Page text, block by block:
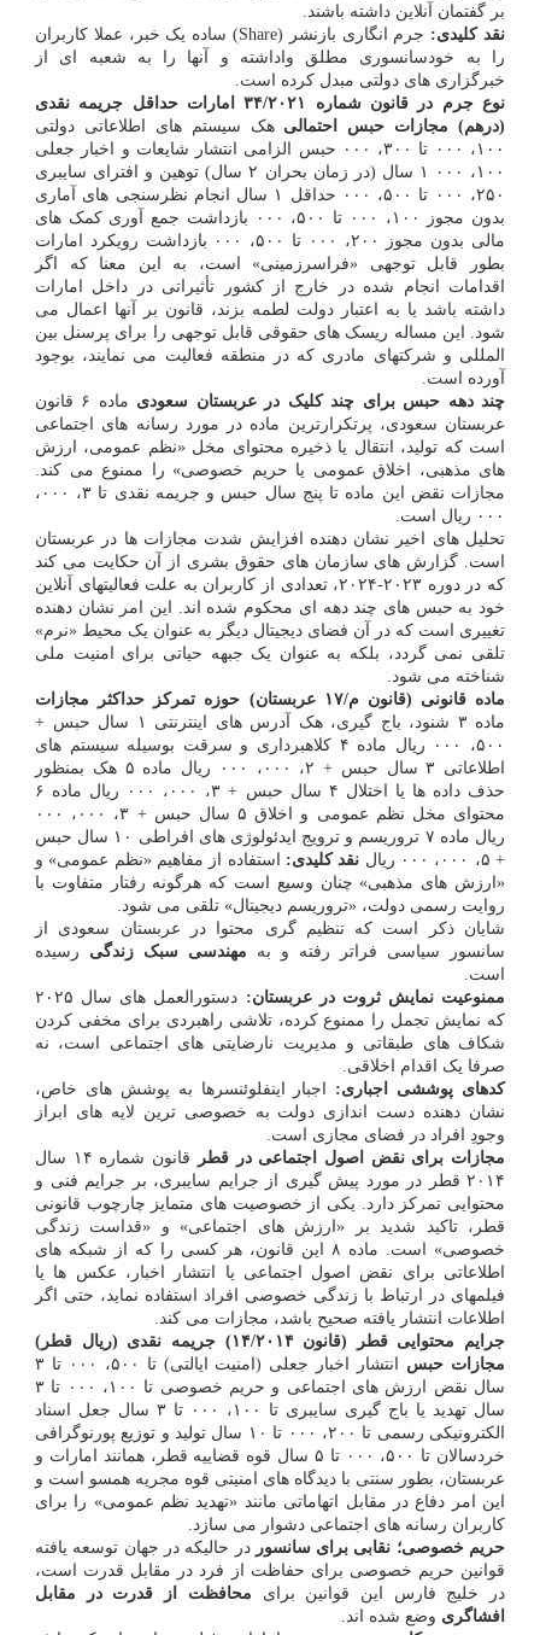
بر گفتمان آنلاین داشته باشند.
نقد کلیدی:
جرم انگاری بازنشر (Share) ساده یک خبر، عملا کاربران
را به خودسانسوری مطلق واداشته و آنها را به شعبه ای از
خبرگزاری های دولتی مبدل کرده است.
نوع جرم در قانون شماره ۳۴/۲۰۲۱ امارات
حداقل جریمه نقدی
(درهم) مجازات حبس احتمالی هک سیستم های اطلاعاتی دولتی
۱۰۰، ۰۰۰ تا ۳۰۰، ۰۰۰ حبس الزامی انتشار شایعات و اخبار جعلی
۱۰۰، ۰۰۰ ۱ سال (در زمان بحران ۲ سال) توهین و افترای سایبری
۲۵۰، ۰۰۰ تا ۵۰۰، ۰۰۰ حداقل ۱ سال انجام نظرسنجی های آماری
بدون مجوز ۱۰۰، ۰۰۰ تا ۵۰۰، ۰۰۰ بازداشت جمع آوری کمک های
مالی بدون مجوز ۲۰۰، ۰۰۰ تا ۵۰۰، ۰۰۰ بازداشت رویکرد امارات
بطور قابل توجهی «فراسرزمینی» است، به این معنا که اگر
اقدامات انجام شده در خارج از کشور تأثیراتی در داخل امارات
داشته باشد یا به اعتبار دولت لطمه بزند، قانون بر آنها اعمال می
شود. این مساله ریسک های حقوقی قابل توجهی را برای پرسنل بین
المللی و شرکتهای مادری که در منطقه فعالیت می نمایند، بوجود
آورده است.
چند دهه حبس برای چند کلیک در عربستان سعودی
ماده ۶ قانون
عربستان سعودی، پرتکرارترین ماده در مورد رسانه های اجتماعی
است که تولید، انتقال یا ذخیره محتوای مخل «نظم عمومی، ارزش
های مذهبی، اخلاق عمومی یا حریم خصوصی» را ممنوع می کند.
مجازات نقض این ماده تا پنج سال حبس و جریمه نقدی تا ۳، ۰۰۰،
۰۰۰ ریال است.
تحلیل های اخیر نشان دهنده افزایش شدت مجازات ها در عربستان
است. گزارش های سازمان های حقوق بشری از آن حکایت می کند
که در دوره ۲۰۲۳-۲۰۲۴، تعدادی از کاربران به علت فعالیتهای آنلاین
خود به حبس های چند دهه ای محکوم شده اند. این امر نشان دهنده
تغییری است که در آن فضای دیجیتال دیگر به عنوان یک محیط «نرم»
تلقی نمی گردد، بلکه به عنوان یک جبهه حیاتی برای امنیت ملی
شناخته می شود.
ماده قانونی (قانون م/۱۷ عربستان)
حوزه تمرکز
حداکثر مجازات
ماده ۳ شنود، باج گیری، هک آدرس های اینترنتی ۱ سال حبس +
۵۰۰، ۰۰۰ ریال ماده ۴ کلاهبرداری و سرقت بوسیله سیستم های
اطلاعاتی ۳ سال حبس + ۲، ۰۰۰، ۰۰۰ ریال ماده ۵ هک بمنظور
حذف داده ها یا اختلال ۴ سال حبس + ۳، ۰۰۰، ۰۰۰ ریال ماده ۶
محتوای مخل نظم عمومی و اخلاق ۵ سال حبس + ۳، ۰۰۰، ۰۰۰
ریال ماده ۷ تروریسم و ترویج ایدئولوژی های افراطی ۱۰ سال حبس
+ ۵، ۰۰۰، ۰۰۰ ریال
نقد کلیدی: استفاده از مفاهیم «نظم عمومی» و
«ارزش های مذهبی» چنان وسیع است که هرگونه رفتار متفاوت با
روایت رسمی دولت، «تروریسم دیجیتال» تلقی می شود.
شایان ذکر است که تنظیم گری محتوا در عربستان سعودی از
سانسور سیاسی فراتر رفته و به مهندسی سبک زندگی رسیده
است.
ممنوعیت نمایش ثروت در عربستان:
دستورالعمل های سال ۲۰۲۵
که نمایش تجمل را ممنوع کرده، تلاشی راهبردی برای مخفی کردن
شکاف های طبقاتی و مدیریت نارضایتی های اجتماعی است، نه
صرفا یک اقدام اخلاقی.
کدهای پوششی اجباری: اجبار اینفلوئنسرها به پوشش های خاص،
نشان دهنده دست اندازی دولت به خصوصی ترین لایه های ابراز
وجودِ افراد در فضای مجازی است.
مجازات برای نقض اصول اجتماعی در قطر
قانون شماره ۱۴ سال
۲۰۱۴ قطر در مورد پیش گیری از جرایم سایبری، بر جرایم فنی و
محتوایی تمرکز دارد. یکی از خصوصیت های متمایز چارچوب قانونی
قطر، تاکید شدید بر «ارزش های اجتماعی» و «قداست زندگی
خصوصی» است. ماده ۸ این قانون، هر کسی را که از شبکه های
اطلاعاتی برای نقض اصول اجتماعی یا انتشار اخبار، عکس ها یا
فیلمهای در ارتباط با زندگی خصوصی افراد استفاده نماید، حتی اگر
اطلاعات انتشار یافته صحیح باشد، مجازات می کند.
جرایم محتوایی قطر (قانون ۱۴/۲۰۱۴)
جریمه نقدی (ریال قطر)
مجازات حبس
انتشار اخبار جعلی (امنیت ایالتی) تا ۵۰۰، ۰۰۰ تا ۳
سال نقض ارزش های اجتماعی و حریم خصوصی تا ۱۰۰، ۰۰۰ تا ۳
سال تهدید یا باج گیری سایبری تا ۱۰۰، ۰۰۰ تا ۳ سال جعل اسناد
الکترونیکی رسمی تا ۲۰۰، ۰۰۰ تا ۱۰ سال تولید و توزیع پورنوگرافی
خردسالان تا ۵۰۰، ۰۰۰ تا ۵ سال قوه قضاییه قطر، همانند امارات و
عربستان، بطور سنتی با دیدگاه های امنیتی قوه مجریه همسو است و
این امر دفاع در مقابل اتهاماتی مانند «تهدید نظم عمومی» را برای
کاربران رسانه های اجتماعی دشوار می سازد.
حریم خصوصی؛ نقابی برای سانسور در حالیکه در جهان توسعه یافته
قوانین حریم خصوصی برای حفاظت از فرد در مقابل قدرت است،
در خلیج فارس این قوانین برای محافظت از قدرت در مقابل
افشاگری وضع شده اند.